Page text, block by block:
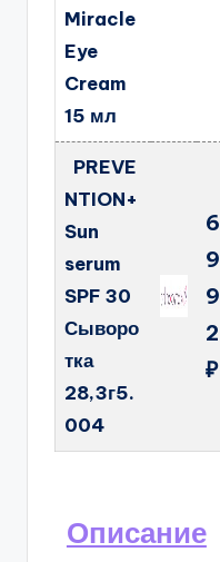
Miracle
Eye
Cream
15 мл
PREVE
NTION+
Sun
serum
SPF 30
Сыворо
тка
28,3г5.
004
6
9
9
2
₽
Описание